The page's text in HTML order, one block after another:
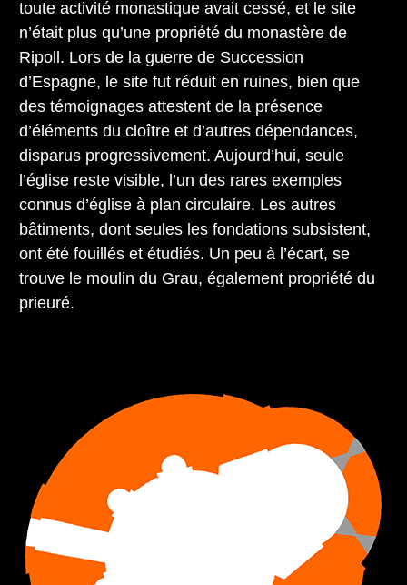
toute activité monastique avait cessé, et le site
n’était plus qu’une propriété du monastère de
Ripoll. Lors de la guerre de Succession
d’Espagne, le site fut réduit en ruines, bien que
des témoignages attestent de la présence
d’éléments du cloître et d’autres dépendances,
disparus progressivement. Aujourd’hui, seule
l’église reste visible, l’un des rares exemples
connus d’église à plan circulaire. Les autres
bâtiments, dont seules les fondations subsistent,
ont été fouillés et étudiés. Un peu à l’écart, se
trouve le moulin du Grau, également propriété du
prieuré.